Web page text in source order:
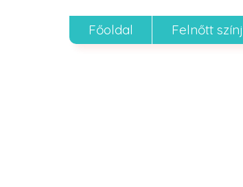
Főoldal Felnőtt